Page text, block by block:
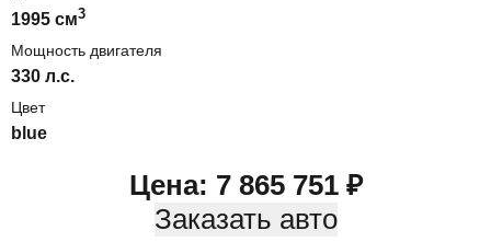
1995 cм3
Мощность двигателя
330 л.с.
Цвет
blue
Цена: 7 865 751₽
Заказать авто